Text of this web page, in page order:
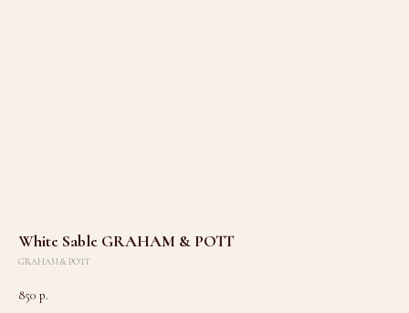
White Sable GRAHAM & POTT
GRAHAM & POTT
850 р.